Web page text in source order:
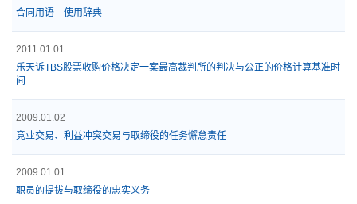
合同用语 使用辞典
2011.01.01
乐天诉TBS股票收购价格决定一案最高裁判所的判决与公正的价格计算基准时
间
2009.01.02
竞业交易、利益冲突交易与取缔役的任务懈怠责任
2009.01.01
职员的提拔与取缔役的忠实义务